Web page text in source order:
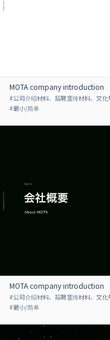
MOTA company introduction
#公司介绍材料、招聘宣传材料、文化
#最小/简单
MOTA company introduction
#公司介绍材料、招聘宣传材料、文化
#最小/简单